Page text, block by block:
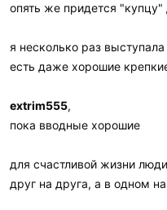
опять же придется "купцу"
я несколько раз
есть даже хорошие
extrim555,
пока вводные хорошие
для счастливой жизни
друг на друга, а в одном